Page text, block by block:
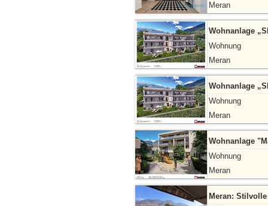
Meran
Wohnanlage
Wohnung
Meran
Wohnanlage
Wohnung
Meran
Wohnanlage
Wohnung
Meran
Meran: